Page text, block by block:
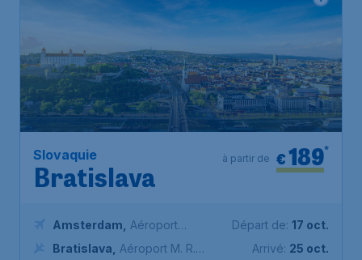
Slovaquie
Bratislava
€189*
à partir de
Amsterdam
Aéroport
Schiphol (Amsterdam)
Bratislava
Aéroport M. R.
Départ de: 17 oct.
Arrivé: 25 oct.